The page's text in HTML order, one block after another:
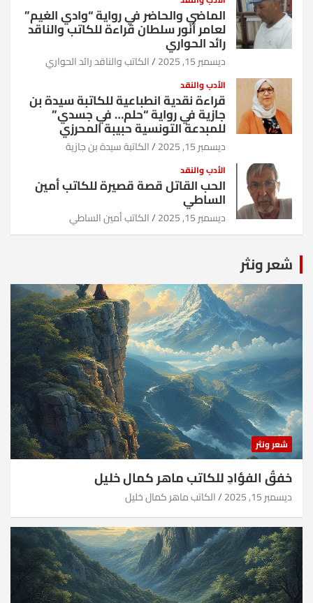
الماضي والحاضر في رواية “وادي الغيم”
لعامر أنور سلطان قراءة للكاتب والناقد
رائد الحواري
ديسمبر 15, 2025 الكاتب والناقد رائد الحواري
الأدب والنقد
قراءة نقدية انطباعية للكاتبة سيدة بن
جازية في رواية “حلم… في جسدي”
للمبدعة التونسية حبيبة المحرزي
ديسمبر 15, 2025 الكاتبة سيدة بن جازية
الأدب والنقد
الحب القاتل قصة قصيرة للكاتب أمين
الساطي
ديسمبر 15, 2025 الكاتب أمين الساطي
شعر ونثر
شعر ونثر
خفقُ الفؤادِ للكاتب ماهر كمال خليل
ديسمبر 15, 2025 الكاتب ماهر كمال خليل